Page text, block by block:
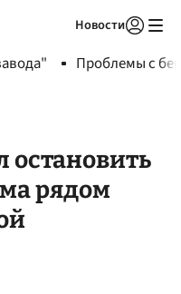
Новости
Проблемы с
остановить
рядом